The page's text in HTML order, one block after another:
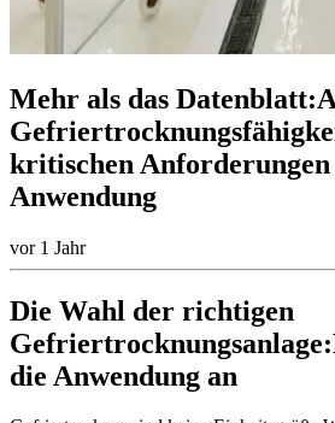
Mehr als das
kritischen
Anwendung
vor 1 Jahr
Die Wahl der richtigen
die Anwendung an